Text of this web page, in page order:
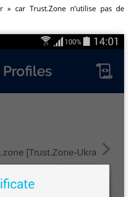
» car Trust.Zone n’utilise pas de
[Trust.Zone-Ukraine]